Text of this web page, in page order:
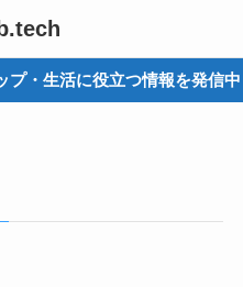
・生活に役立つ情報を発信中